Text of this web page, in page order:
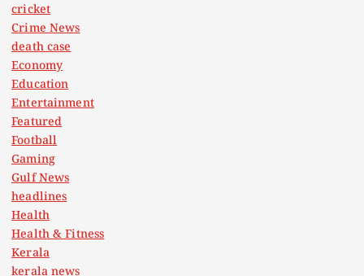
cricket
Crime News
death case
Economy
Education
Entertainment
Featured
Football
Gaming
Gulf News
headlines
Health
Health & Fitness
Kerala
kerala news